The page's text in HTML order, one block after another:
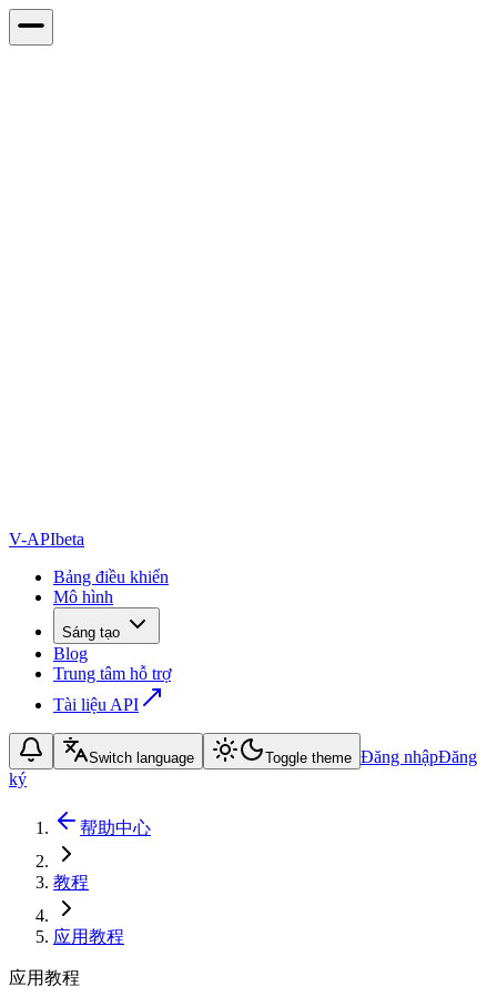
V-APIbeta
Bảng điều khiển
Mô hình
Sáng tạo
Blog
Trung tâm hỗ trợ
Tài liệu API
Switch language Toggle theme Đăng nhậpĐăng
ký
帮助中心
教程
应用教程
应用教程